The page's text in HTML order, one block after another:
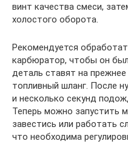
винт качества смеси,
холостого оборота.
Рекомендуется
карбюратор, чтобы он
деталь ставят на
топливный шланг. После
и несколько секунд
Теперь можно запустить
завестись или работать
что необходима